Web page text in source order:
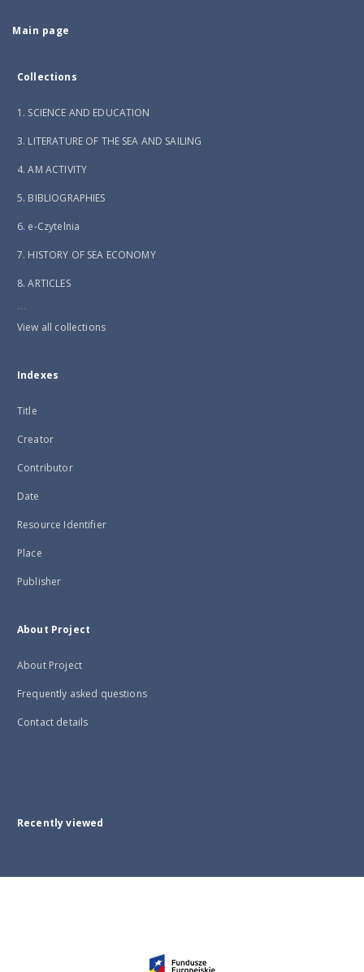
Main page
Collections
1. SCIENCE AND EDUCATION
3. LITERATURE OF THE SEA AND SAILING
4. AM ACTIVITY
5. BIBLIOGRAPHIES
6. e-Czytelnia
7. HISTORY OF SEA ECONOMY
8. ARTICLES
...
View all collections
Indexes
Title
Creator
Contributor
Date
Resource Identifier
Place
Publisher
About Project
About Project
Frequently asked questions
Contact details
Recently viewed